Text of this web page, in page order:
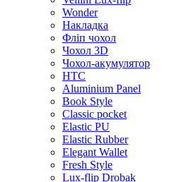
Wonder
Накладка
Фліп чохол
Чохол 3D
Чохол-акумулятор
HTC
Aluminium Panel
Book Style
Classic pocket
Elastic PU
Elastic Rubber
Elegant Wallet
Fresh Style
Lux-flip Drobak